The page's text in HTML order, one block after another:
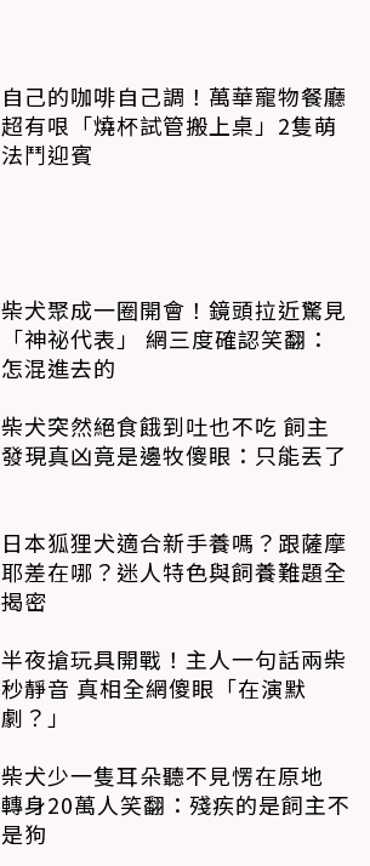
自己的咖啡自己調！萬華寵物餐廳
超有哏「燒杯試管搬上桌」2隻萌
法鬥迎賓
柴犬聚成一圈開會！鏡頭拉近驚見
「神祕代表」 網三度確認笑翻：
怎混進去的
柴犬突然絕食餓到吐也不吃 飼主
發現真凶竟是邊牧傻眼：只能丟了
日本狐狸犬適合新手養嗎？跟薩摩
耶差在哪？迷人特色與飼養難題全
揭密
半夜搶玩具開戰！主人一句話兩柴
秒靜音 真相全網傻眼「在演默
劇？」
柴犬少一隻耳朵聽不見愣在原地
轉身20萬人笑翻：殘疾的是飼主不
是狗